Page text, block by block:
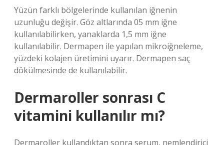
Yüzün farklı bölgelerinde kullanılan iğnenin
uzunluğu değişir. Göz altlarında 05 mm iğne
kullanılabilirken, yanaklarda 1,5 mm iğne
kullanılabilir. Dermapen ile yapılan mikroiğneleme,
yüzdeki kolajen üretimini uyarır. Dermapen saç
dökülmesinde de kullanılabilir.
Dermaroller sonrası C
vitamini kullanılır mı?
Dermaroller kullandıktan sonra serum, nemlendirici